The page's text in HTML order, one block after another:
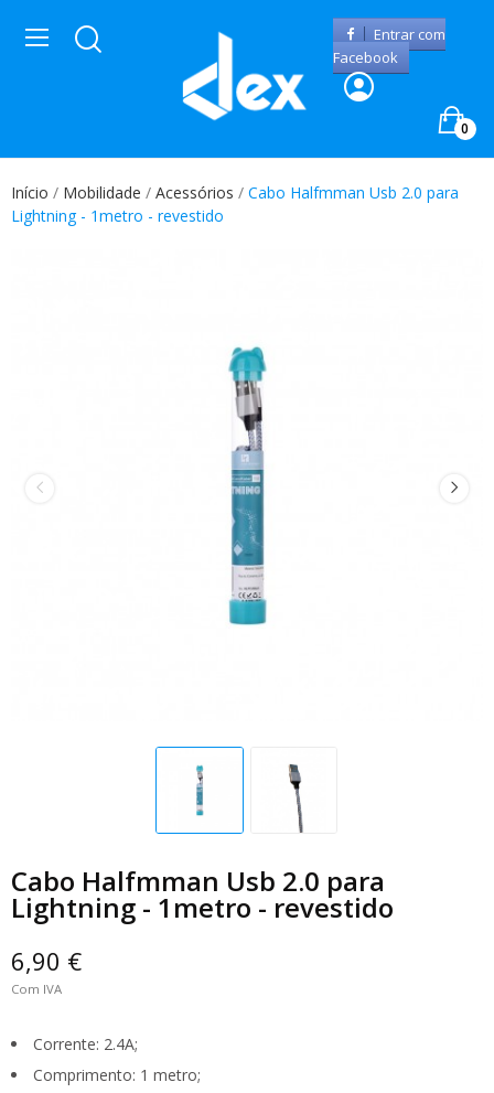
Entrar com
Facebook
0
Início Mobilidade Acessórios
Cabo Halfmman Usb 2.0 para
Lightning - 1metro - revestido
Cabo Halfmman Usb 2.0 para
Lightning - 1metro - revestido
6,90 €
Com IVA
Corrente: 2.4A;
Comprimento: 1 metro;